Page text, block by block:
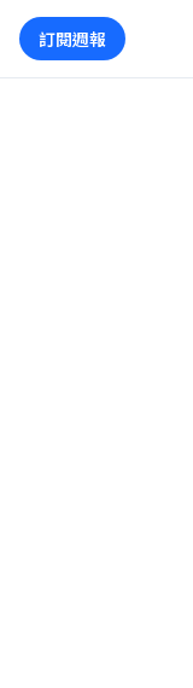
訂閱週報